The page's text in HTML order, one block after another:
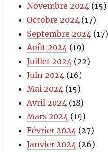
Novembre 2024 (15)
Octobre 2024 (17)
Septembre 2024 (17)
Août 2024 (19)
Juillet 2024 (22)
Juin 2024 (16)
Mai 2024 (15)
Avril 2024 (18)
Mars 2024 (19)
Février 2024 (27)
Janvier 2024 (26)